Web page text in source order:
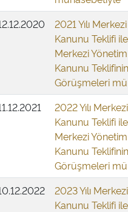
2021 Yılı
Kanunu Teklifi ile
Merkezi
Kanunu
Görüşmeleri
2022 Yılı
Kanunu Teklifi ile
Merkezi
Kanunu
Görüşmeleri
2023 Yılı
Kanunu Teklifi ile